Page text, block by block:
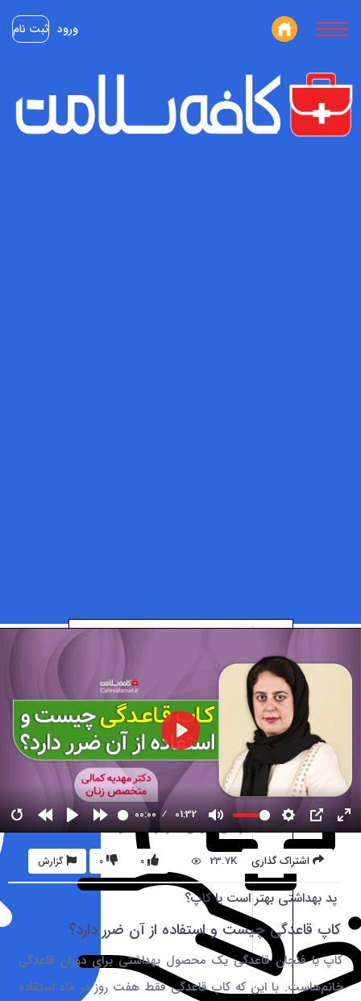
ورود ثبت نام
00:00 01:32
اشتراک گذاری 23.7K گزارش 0 0
پد بهداشتی بهتر است یا کاپ؟
کاپ قاعدگی چیست و استفاده از آن ضرر دارد؟
کاپ یا فنجان قاعدگی یک محصول بهداشتی برای دوران قاعدگی
خانم‌هاست. با این که کاپ قاعدگی فقط هفت روز در ماه استفاده